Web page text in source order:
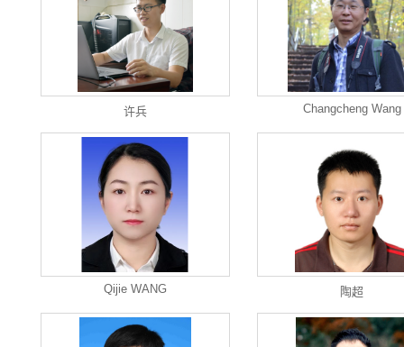
许兵 Changcheng Wang
Qijie WANG 陶超